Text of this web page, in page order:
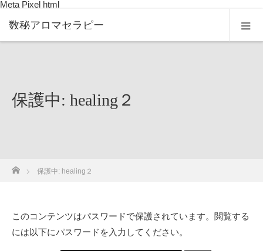
Meta Pixel html
数秘アロマセラピー
保護中: healing２
ホーム
保護中: healing２
このコンテンツはパスワードで保護されています。閲覧する
には以下にパスワードを入力してください。